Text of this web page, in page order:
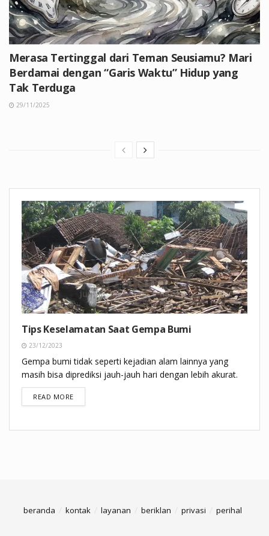
Merasa Tertinggal dari Teman Seusiamu? Mari
Berdamai dengan “Garis Waktu” Hidup yang
Tak Terduga
29/11/2025
Tips Keselamatan Saat Gempa Bumi
23/12/2023
Gempa bumi tidak seperti kejadian alam lainnya yang
masih bisa diprediksi jauh-jauh hari dengan lebih akurat.
READ MOREDETAILS
beranda kontak layanan beriklan privasi perihal